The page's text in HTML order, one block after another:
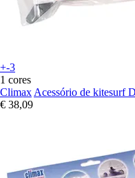
+-3
1 cores
Climax Acessório de kitesurf
€ 38,09